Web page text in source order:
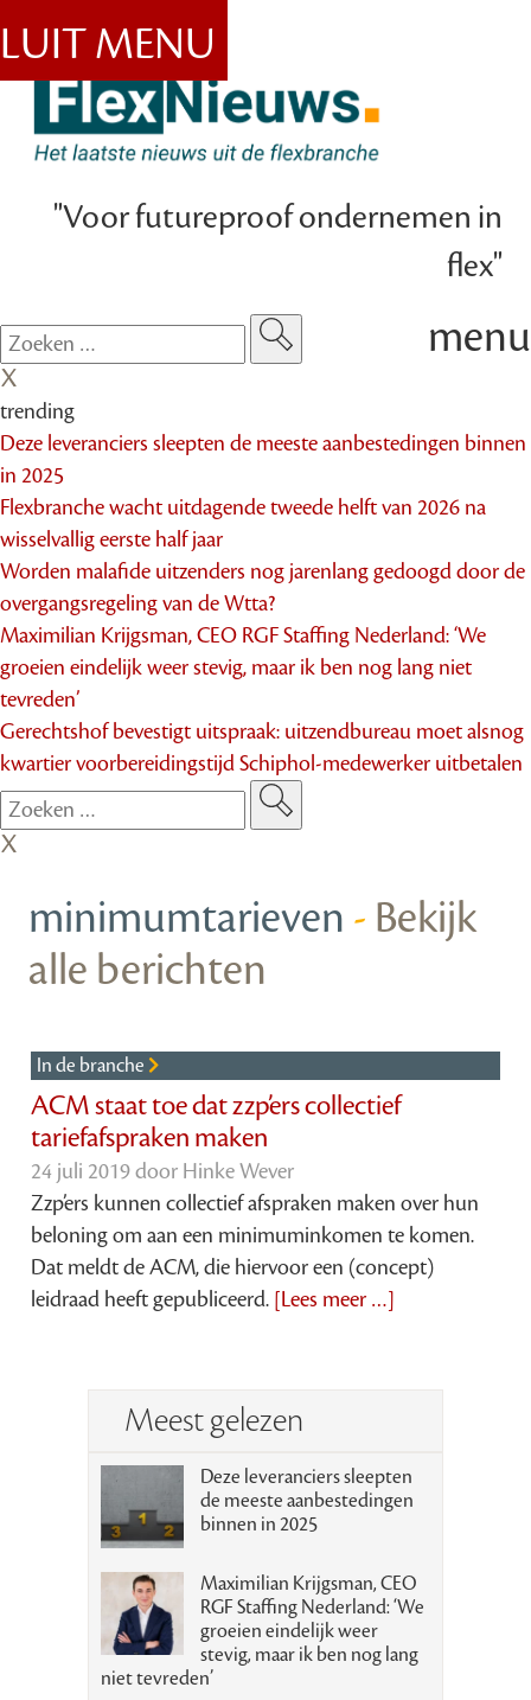
"Voor futureproof ondernemen in
flex"
MENU
menu
trending
Deze leveranciers sleepten de meeste aanbestedingen binnen
in 2025
Flexbranche wacht uitdagende tweede helft van 2026 na
wisselvallig eerste half jaar
Worden malafide uitzenders nog jarenlang gedoogd door de
overgangsregeling van de Wtta?
Maximilian Krijgsman, CEO RGF Staffing Nederland: ‘We
groeien eindelijk weer stevig, maar ik ben nog lang niet
tevreden’
Gerechtshof bevestigt uitspraak: uitzendbureau moet alsnog
kwartier voorbereidingstijd Schiphol-medewerker uitbetalen
minimumtarieven - Bekijk
alle berichten
In de branche
ACM staat toe dat zzp’ers collectief
tariefafspraken maken
24 juli 2019 door Hinke Wever
Zzp’ers kunnen collectief afspraken maken over hun
beloning om aan een minimuminkomen te komen.
Dat meldt de ACM, die hiervoor een (concept)
leidraad heeft gepubliceerd. [Lees meer …]
Meest gelezen
Deze leveranciers sleepten
de meeste aanbestedingen
binnen in 2025
Maximilian Krijgsman, CEO
RGF Staffing Nederland: ‘We
groeien eindelijk weer
stevig, maar ik ben nog lang
niet tevreden’